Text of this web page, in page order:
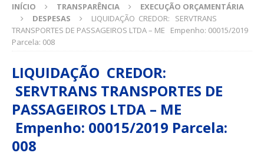
INÍCIO TRANSPARÊNCIA
EXECUÇÃO ORÇAMENTÁRIA
DESPESAS
LIQUIDAÇÃO CREDOR: SERVTRANS
TRANSPORTES DE PASSAGEIROS LTDA – ME Empenho: 00015/2019
Parcela: 008
LIQUIDAÇÃO CREDOR:
SERVTRANS TRANSPORTES DE
PASSAGEIROS LTDA – ME
Empenho: 00015/2019 Parcela:
008